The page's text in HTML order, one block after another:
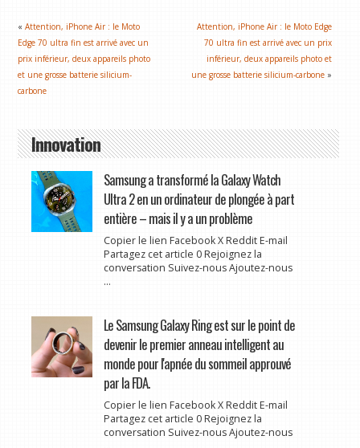
«Attention, iPhone Air : le Moto
Edge 70 ultra fin est arrivé avec un
prix inférieur, deux appareils photo
et une grosse batterie silicium-
carbone
Attention, iPhone Air : le Moto Edge
70 ultra fin est arrivé avec un prix
inférieur, deux appareils photo et
une grosse batterie silicium-carbone »
Innovation
Samsung a transformé la Galaxy Watch
Ultra 2 en un ordinateur de plongée à part
entière – mais il y a un problème
Copier le lien Facebook X Reddit E-mail
Partagez cet article 0 Rejoignez la
conversation Suivez-nous Ajoutez-nous
...
Le Samsung Galaxy Ring est sur le point de
devenir le premier anneau intelligent au
monde pour l'apnée du sommeil approuvé
par la FDA.
Copier le lien Facebook X Reddit E-mail
Partagez cet article 0 Rejoignez la
conversation Suivez-nous Ajoutez-nous